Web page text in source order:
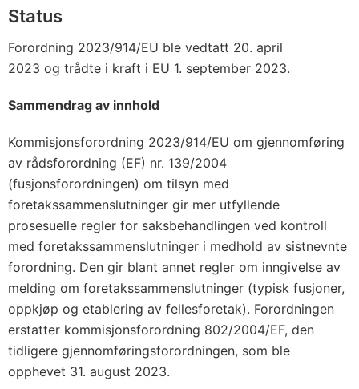
Status
Forordning 2023/914/EU ble vedtatt 20. april
2023 og trådte i kraft i EU 1. september 2023.
Sammendrag av innhold
Kommisjonsforordning 2023/914/EU om gjennomføring
av rådsforordning (EF) nr. 139/2004
(fusjonsforordningen) om tilsyn med
foretakssammenslutninger gir mer utfyllende
prosesuelle regler for saksbehandlingen ved kontroll
med foretakssammenslutninger i medhold av sistnevnte
forordning. Den gir blant annet regler om inngivelse av
melding om foretakssammenslutninger (typisk fusjoner,
oppkjøp og etablering av fellesforetak). Forordningen
erstatter kommisjonsforordning 802/2004/EF, den
tidligere gjennomføringsforordningen, som ble
opphevet 31. august 2023.